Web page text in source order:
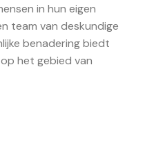
in hun eigen
team van deskundige
benadering biedt
het gebied van